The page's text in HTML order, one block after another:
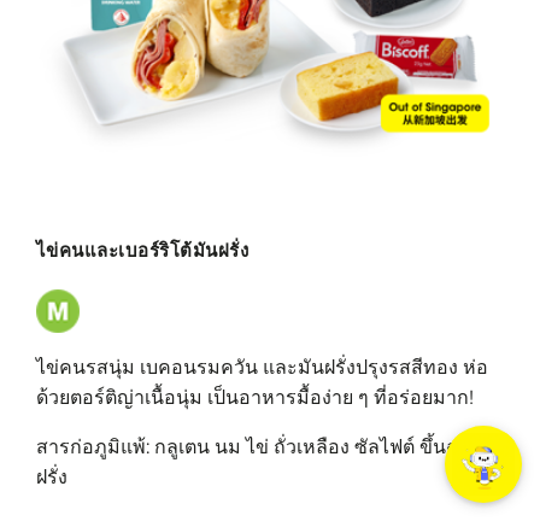
ไข่คนและเบอร์ริโต้มันฝรั่ง
ไข่คนรสนุ่ม เบคอนรมควัน และมันฝรั่งปรุงรสสีทอง ห่อ
ด้วยตอร์ติญ่าเนื้อนุ่ม เป็นอาหารมื้อง่าย ๆ ที่อร่อยมาก!
สารก่อภูมิแพ้: กลูเตน นม ไข่ ถั่วเหลือง ซัลไฟต์ ขึ้นฉ่าย
ฝรั่ง